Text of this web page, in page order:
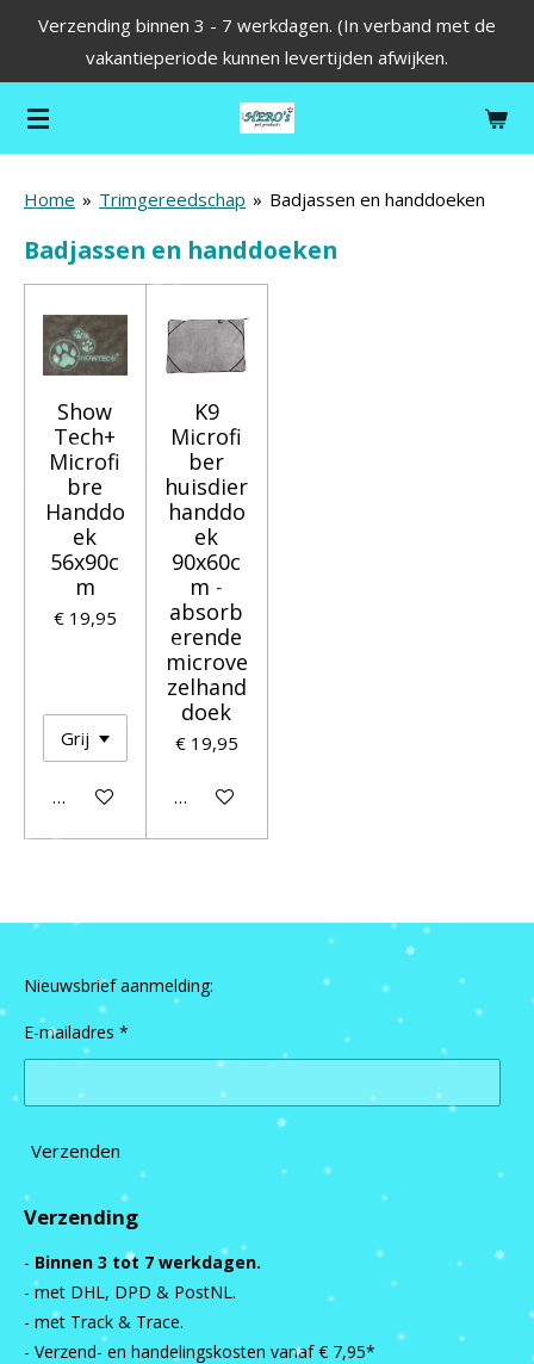
de
hoofdinhoud
Verzending binnen 3 - 7 werkdagen. (In verband met de
vakantieperiode kunnen levertijden afwijken.
Home » Trimgereedschap » Badjassen en handdoeken
Badjassen en handdoeken
Show
Tech+
Microfi
bre
Handdo
ek
56x90c
m
€ 19,95
In winkelwagen
K9
Microfi
ber
huisdier
handdo
ek
90x60c
m -
absorb
erende
microve
zelhand
doek
€ 19,95
In winkelwagen
Nieuwsbrief aanmelding:
E-mailadres *
Verzenden
Verzending
- Binnen 3 tot 7 werkdagen.
- met DHL, DPD & PostNL.
- met Track & Trace.
- Verzend- en handelingskosten vanaf € 7,95*